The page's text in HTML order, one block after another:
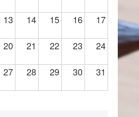
13 14 15 16 17
20 21 22 23 24
27 28 29 30 31